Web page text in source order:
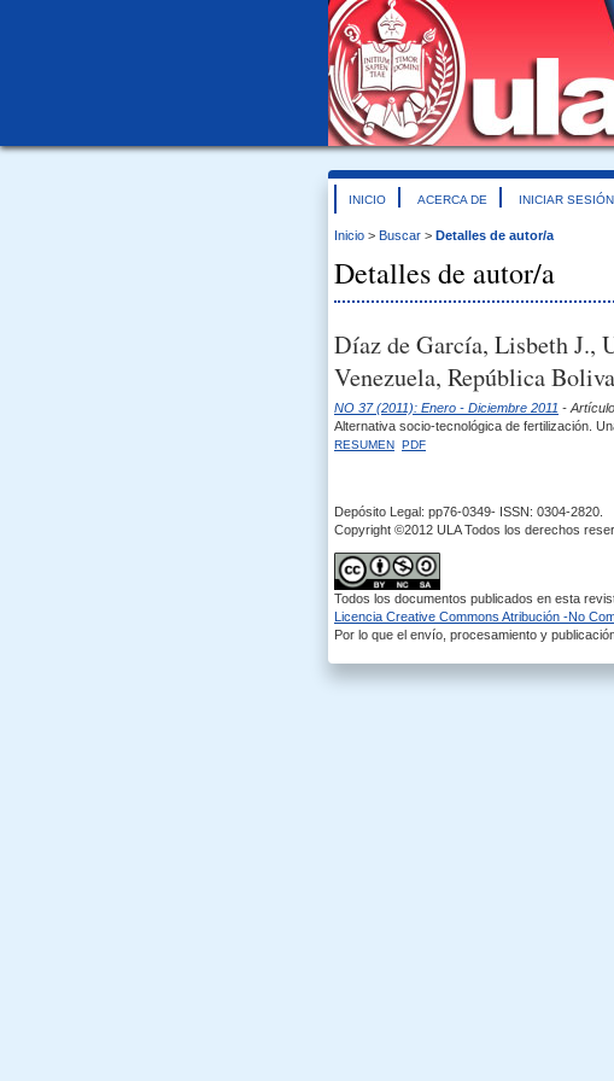
INICIO ACERCA DE INICIAR SESIÓN
Inicio > Buscar > Detalles de autor/a
Detalles de autor/a
Díaz de García, Lisbeth J.,
Venezuela, República
NO 37 (2011): Enero - Diciembre 2011 -
Alternativa socio-tecnológica de fertilización.
RESUMEN PDF
Depósito Legal: pp76-0349- ISSN: 0304-2820.
Copyright ©2012 ULA Todos los derechos
Todos los documentos publicados en esta
Licencia Creative Commons Atribución -No
Por lo que el envío, procesamiento y